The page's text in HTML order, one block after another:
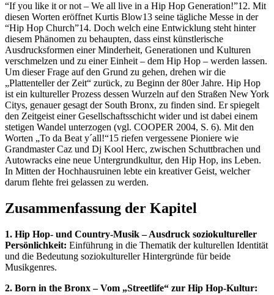
“If you like it or not – We all live in a Hip Hop Generation!”12. Mit
diesen Worten eröffnet Kurtis Blow13 seine tägliche Messe in der
“Hip Hop Church”14. Doch welch eine Entwicklung steht hinter
diesem Phänomen zu behaupten, dass einst künstlerische
Ausdrucksformen einer Minderheit, Generationen und Kulturen
verschmelzen und zu einer Einheit – dem Hip Hop – werden lassen.
Um dieser Frage auf den Grund zu gehen, drehen wir die
„Plattenteller der Zeit“ zurück, zu Beginn der 80er Jahre. Hip Hop
ist ein kultureller Prozess dessen Wurzeln auf den Straßen New York
Citys, genauer gesagt der South Bronx, zu finden sind. Er spiegelt
den Zeitgeist einer Gesellschaftsschicht wider und ist dabei einem
stetigen Wandel unterzogen (vgl. COOPER 2004, S. 6). Mit den
Worten „To da Beat y´all!“15 riefen vergessene Pioniere wie
Grandmaster Caz und Dj Kool Herc, zwischen Schuttbrachen und
Autowracks eine neue Untergrundkultur, den Hip Hop, ins Leben.
In Mitten der Hochhausruinen lebte ein kreativer Geist, welcher
darum flehte frei gelassen zu werden.
Zusammenfassung der Kapitel
1. Hip Hop- und Country-Musik – Ausdruck soziokultureller
Persönlichkeit: Einführung in die Thematik der kulturellen Identität
und die Bedeutung soziokultureller Hintergründe für beide
Musikgenres.
2. Born in the Bronx – Vom „Streetlife“ zur Hip Hop-Kultur: